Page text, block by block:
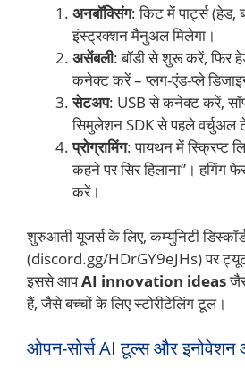
अनबॉक्सिंग: किट में पार्ट्स (हेड,
इंस्ट्रक्शन मैनुअल मिलेगा।
असेंबली: बॉडी से शुरू करें, फिर
कनेक्ट करें – प्लग-एंड-प्ले
सेटअप: USB से कनेक्ट करें,
सिमुलेशन SDK से पहले वर्चुअल
प्रोग्रामिंग: पायथन में स्क्रिप्ट
कहने पर सिर हिलाना”। हगिंग
करें।
शुरुआती यूजर्स के लिए, कम्युनिटी
(discord.gg/HDrGY9eJHs) पर
इससे आपAI innovation ideas
हैं, जैसे बच्चों के लिए स्टोरीटेलिंग टूल।
ओपन-सोर्स AI टूल्स और इनोवेशन